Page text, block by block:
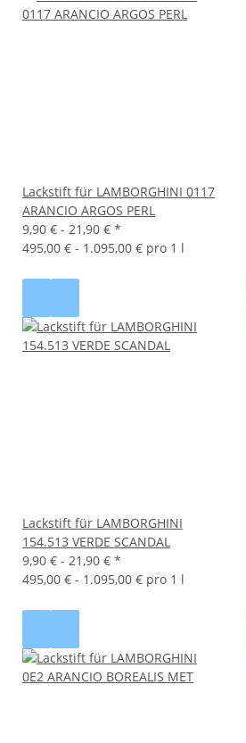
Lackstift für LAMBORGHINI 0117
ARANCIO ARGOS PERL
9,90 € - 21,90 € *
495,00 € - 1.095,00 € pro 1 l
Lackstift für LAMBORGHINI
154.513 VERDE SCANDAL
9,90 € - 21,90 € *
495,00 € - 1.095,00 € pro 1 l